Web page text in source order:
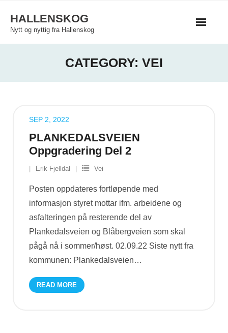
content
HALLENSKOG
Nytt og nyttig fra Hallenskog
CATEGORY: VEI
PLANKEDALSVEIEN
Oppgradering Del 2
SEP 2, 2022
Erik Fjelldal Vei
Posten oppdateres fortløpende med
informasjon styret mottar ifm. arbeidene og
asfalteringen på resterende del av
Plankedalsveien og Blåbergveien som skal
pågå nå i sommer/høst. 02.09.22 Siste nytt fra
kommunen: Plankedalsveien…
READ MORE